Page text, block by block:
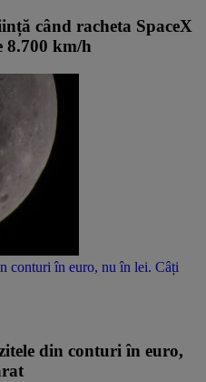
când racheta SpaceX
8.700 km/h
conturi în euro, nu în lei. Câți
din conturi în euro,